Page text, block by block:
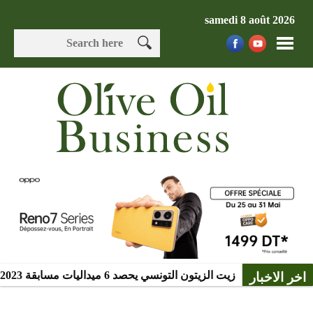
samedi 8 août 2026
اخر الاخبار زيت الزيتون التونسي يحصد 6 ميداليات مسابقة Mario Solinas 2023